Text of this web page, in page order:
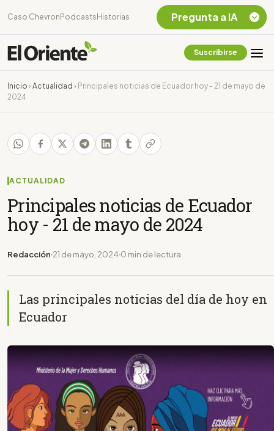
Caso Chevron Podcasts Historias
Suscribirse
Inicio › Actualidad › Principales noticias de Ecuador hoy - 21 de mayo de
2024
ACTUALIDAD
Principales noticias de Ecuador
hoy - 21 de mayo de 2024
Redacción 21 de mayo, 2024 0 min de lectura
Las principales noticias del día de hoy en
Ecuador
Pregunta a IA
Chevron Ecuador